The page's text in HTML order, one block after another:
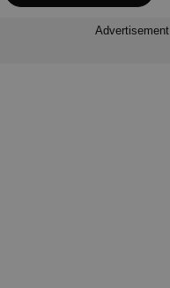
Advertisement